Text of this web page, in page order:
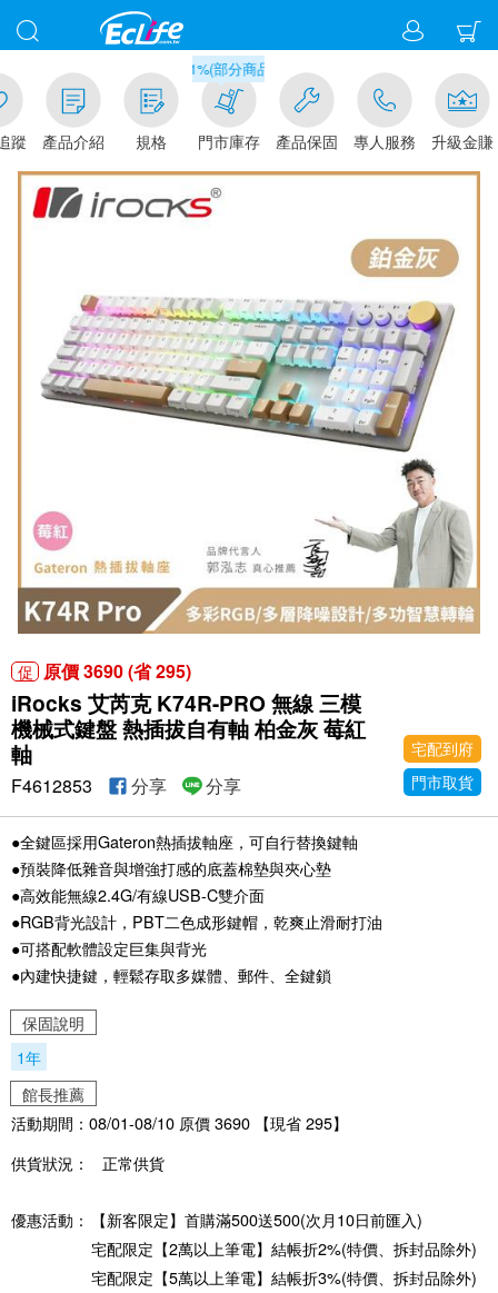
蹤 產品介紹 規格
滿千元門市取貨現折1%(部分商品不適用)-請點我看
門市庫存 產品保固 專人服務 升級金賺
促 原價 3690 (省 295)
iRocks 艾芮克 K74R-PRO 無線 三模
機械式鍵盤 熱插拔自有軸 柏金灰 莓紅
軸
宅配到府
門市取貨
F4612853 分享 分享
●全鍵區採用Gateron熱插拔軸座，可自行替換鍵軸
●預裝降低雜音與增強打感的底蓋棉墊與夾心墊
●高效能無線2.4G/有線USB-C雙介面
●RGB背光設計，PBT二色成形鍵帽，乾爽止滑耐打油
●可搭配軟體設定巨集與背光
●內建快捷鍵，輕鬆存取多媒體、郵件、全鍵鎖
保固說明
1年
館長推薦
活動期間：08/01-08/10 原價 3690 【現省 295】
供貨狀況：
正常供貨
優惠活動：
【新客限定】首購滿500送500(次月10日前匯入)
宅配限定【2萬以上筆電】結帳折2%(特價、拆封品除外)
宅配限定【5萬以上筆電】結帳折3%(特價、拆封品除外)